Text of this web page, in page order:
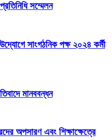
সম্মেলন
সাংগঠনিক পক্ষ ২০২৪ কর্মী
মানববন্ধন
অপসারণ এবং শিক্ষাক্ষেত্রে